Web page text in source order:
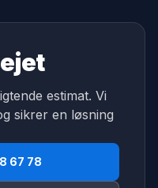
estimat. Vi
sikrer en løsning
67 78